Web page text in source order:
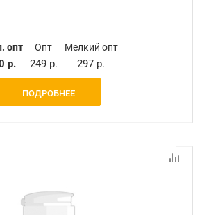
опт
р.
Опт
249 р.
Мелкий опт
297 р.
ПОДРОБНЕЕ